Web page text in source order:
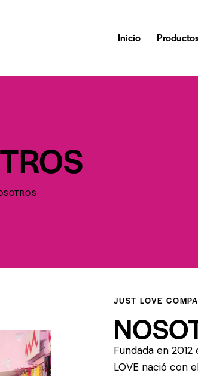
Inicio
JUST LOVE
Fundada en 2012
LOVE nació con